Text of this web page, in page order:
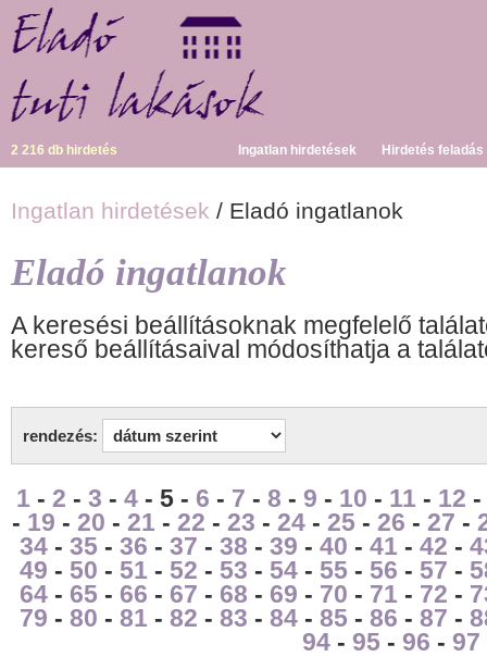
2 216 db hirdetés Ingatlan hirdetések Hirdetés feladás
Ingatlan hirdetések / Eladó ingatlanok
Eladó ingatlanok
A keresési beállításoknak megfelelő
kereső beállításaival módosíthatja a
rendezés:
1 - 2 - 3 - 4 - 5 - 6 - 7 - 8 - 9 - 10 - 11 - 12 -
- 19 - 20 - 21 - 22 - 23 - 24 - 25 - 26 - 27 -
34 - 35 - 36 - 37 - 38 - 39 - 40 - 41 - 42 -
49 - 50 - 51 - 52 - 53 - 54 - 55 - 56 - 57 -
64 - 65 - 66 - 67 - 68 - 69 - 70 - 71 - 72 -
79 - 80 - 81 - 82 - 83 - 84 - 85 - 86 - 87 -
94 - 95 - 96 - 97